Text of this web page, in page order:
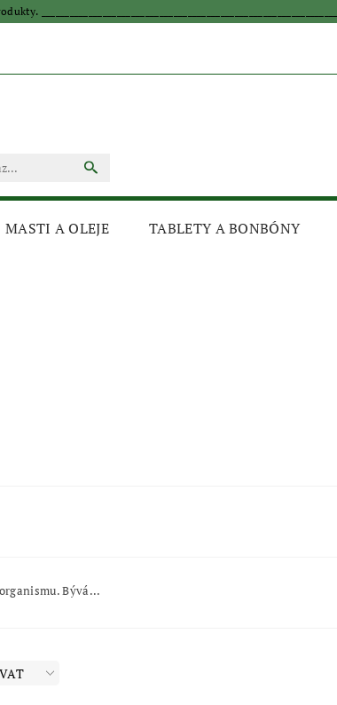
MASTI A OLEJE TABLETY A BONBÓNY
Bývá...